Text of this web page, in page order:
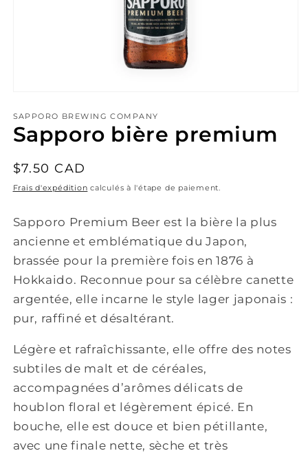
média
1
dans
modale
SAPPORO BREWING COMPANY
Sapporo bière premium
Prix
habituel
$7.50 CAD
Frais d'expédition calculés à l'étape de paiement.
Sapporo Premium Beer est la bière la plus
ancienne et emblématique du Japon,
brassée pour la première fois en 1876 à
Hokkaido. Reconnue pour sa célèbre canette
argentée, elle incarne le style lager japonais :
pur, raffiné et désaltérant.
Légère et rafraîchissante, elle offre des notes
subtiles de malt et de céréales,
accompagnées d’arômes délicats de
houblon floral et légèrement épicé. En
bouche, elle est douce et bien pétillante,
avec une finale nette, sèche et très